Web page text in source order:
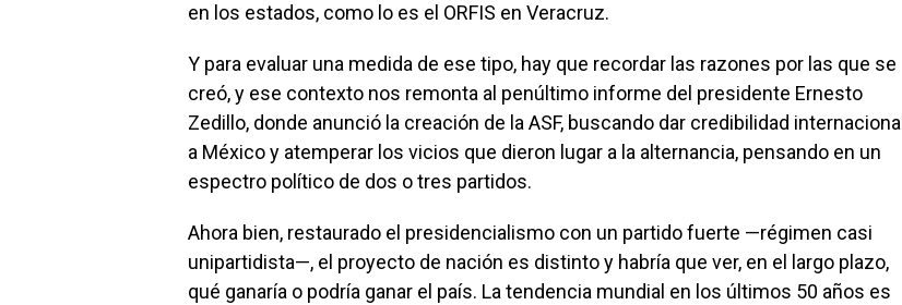
en los estados, como lo es el ORFIS en Veracruz.
Y para evaluar una medida de ese tipo, hay que recordar las razones por las que se
creó, y ese contexto nos remonta al penúltimo informe del presidente Ernesto
Zedillo, donde anunció la creación de la ASF, buscando dar credibilidad internacional
a México y atemperar los vicios que dieron lugar a la alternancia, pensando en un
espectro político de dos o tres partidos.
Ahora bien, restaurado el presidencialismo con un partido fuerte —régimen casi
unipartidista—, el proyecto de nación es distinto y habría que ver, en el largo plazo,
qué ganaría o podría ganar el país. La tendencia mundial en los últimos 50 años es